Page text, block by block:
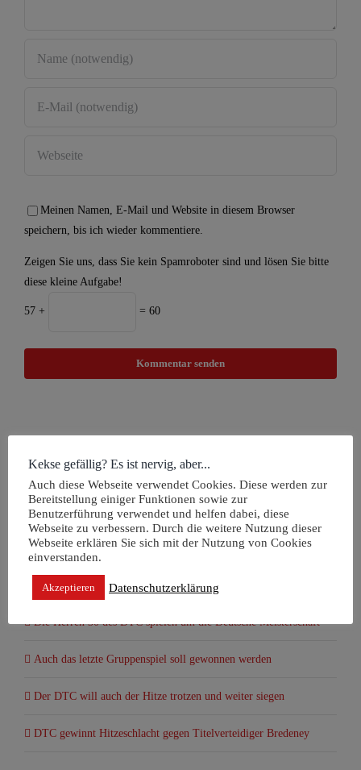
Meinen Namen, E-Mail und Website in diesem Browser
speichern, bis ich wieder kommentiere.
Zeigen Sie uns, dass Sie kein Spamroboter sind und lösen Sie bitte
diese kleine Aufgabe!
57 + = 60
Suche
nach:
Neueste Beiträge
Die Herren 30 des DTC sind Deutscher Meister
Die Herren 30 des DTC spielen um die Deutsche Meisterschaft
Auch das letzte Gruppenspiel soll gewonnen werden
Der DTC will auch der Hitze trotzen und weiter siegen
DTC gewinnt Hitzeschlacht gegen Titelverteidiger Bredeney
Kekse gefällig? Es ist nervig, aber...
Auch diese Webseite verwendet Cookies. Diese werden zur
Bereitstellung einiger Funktionen sowie zur
Benutzerführung verwendet und helfen dabei, diese
Webseite zu verbessern. Durch die weitere Nutzung dieser
Webseite erklären Sie sich mit der Nutzung von Cookies
einverstanden.
Akzeptieren Datenschutzerklärung